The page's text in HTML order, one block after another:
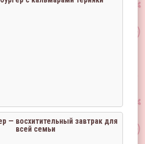
— восхитительный завтрак для
всей семьи